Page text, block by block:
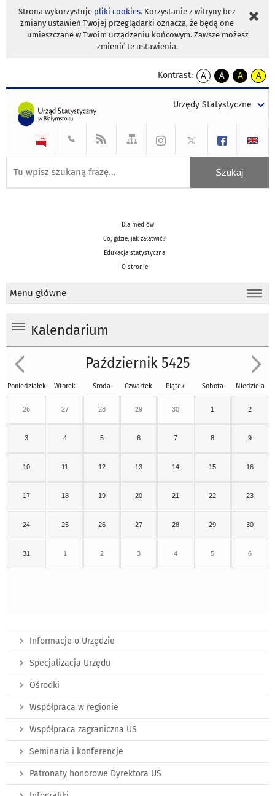
Strona wykorzystuje pliki cookies. Korzystanie z witryny bez
zmiany ustawień Twojej przeglądarki oznacza, że będą one
umieszczane w Twoim urządzeniu końcowym. Zawsze możesz
zmienić te ustawienia.
Kontrast:
A
kontrast
A
kontrast
tekst
czarnym
A
kontrast
tekst
czarnym
A
tekst
żółtym
Urzędy Statystyczne
Dla mediów
Co, gdzie, jak załatwić?
Edukacja statystyczna
O stronie
Menu główne
Kalendarium
Październik 5425
Poniedziałek Wtorek Środa Czwartek Piątek Sobota Niedziela
26 27 28 29 30 1 2
3 4 5 6 7 8 9
10 11 12 13 14 15 16
17 18 19 20 21 22 23
24 25 26 27 28 29 30
31 1 2 3 4 5 6
Informacje o Urzędzie
Specjalizacja Urzędu
Ośrodki
Współpraca w regionie
Współpraca zagraniczna US
Seminaria i konferencje
Patronaty honorowe Dyrektora US